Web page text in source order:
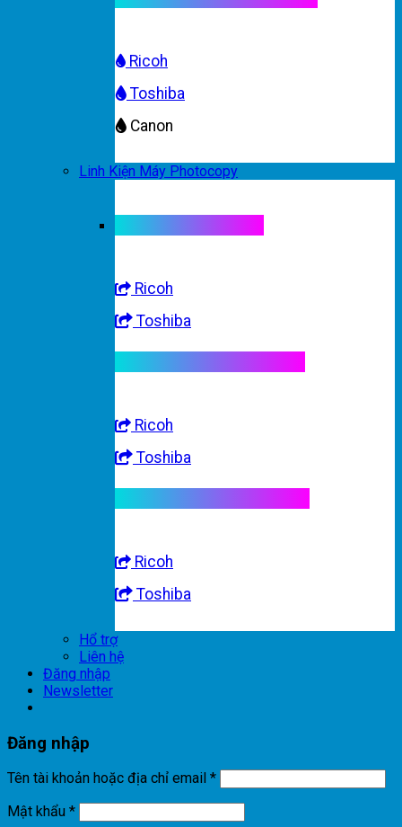
Ricoh
Toshiba
Canon
Linh Kiện Máy Photocopy
Ricoh
Toshiba
Ricoh
Toshiba
Ricoh
Toshiba
Hổ trợ
Liên hệ
Đăng nhập
Newsletter
Đăng nhập
Tên tài khoản hoặc địa chỉ email *
Mật khẩu *